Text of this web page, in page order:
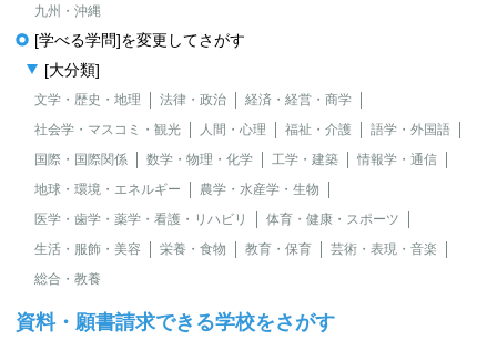
九州・沖縄
[学べる学問]を変更してさがす
[大分類]
文学・歴史・地理 法律・政治
経済・経営・商学
社会学・マスコミ・観光
人間・心理 福祉・介護
語学・外国語
国際・国際関係
数学・物理・化学 工学・建築
情報学・通信
地球・環境・エネルギー
農学・水産学・生物
医学・歯学・薬学・看護・リハビリ
体育・健康・スポーツ
生活・服飾・美容
栄養・食物 教育・保育
芸術・表現・音楽
総合・教養
資料・願書請求できる学校をさがす